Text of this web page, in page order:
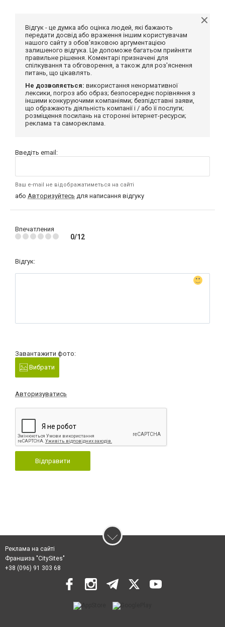
Відгук - це думка або оцінка людей, які бажають
передати досвід або враження іншим користувачам
нашого сайту з обов'язковою аргументацією
залишеного відгука. Це допоможе багатьом прийняти
правильне рішення. Коментарі призначені для
спілкування та обговорення, а також для роз'яснення
питань, що цікавлять.
Не дозволяється: використання ненормативної
лексики, погроз або образ; безпосереднє порівняння з
іншими конкуруючими компаніями; безпідставні заяви,
що ображають діяльність компанії і / або її послуги;
розміщення посилань на сторонні інтернет-ресурси;
реклама та самореклама.
Введіть email:
Ваш e-mail не відображатиметься на сайті
або Авторизуйтесь для написання відгуку
Впечатления
0/12
Відгук:
Завантажити фото:
Вибрати
Авторизуватись
Відправити
Реклама на сайті
Франшиза "CitySites"
+38 (096) 91 303 68